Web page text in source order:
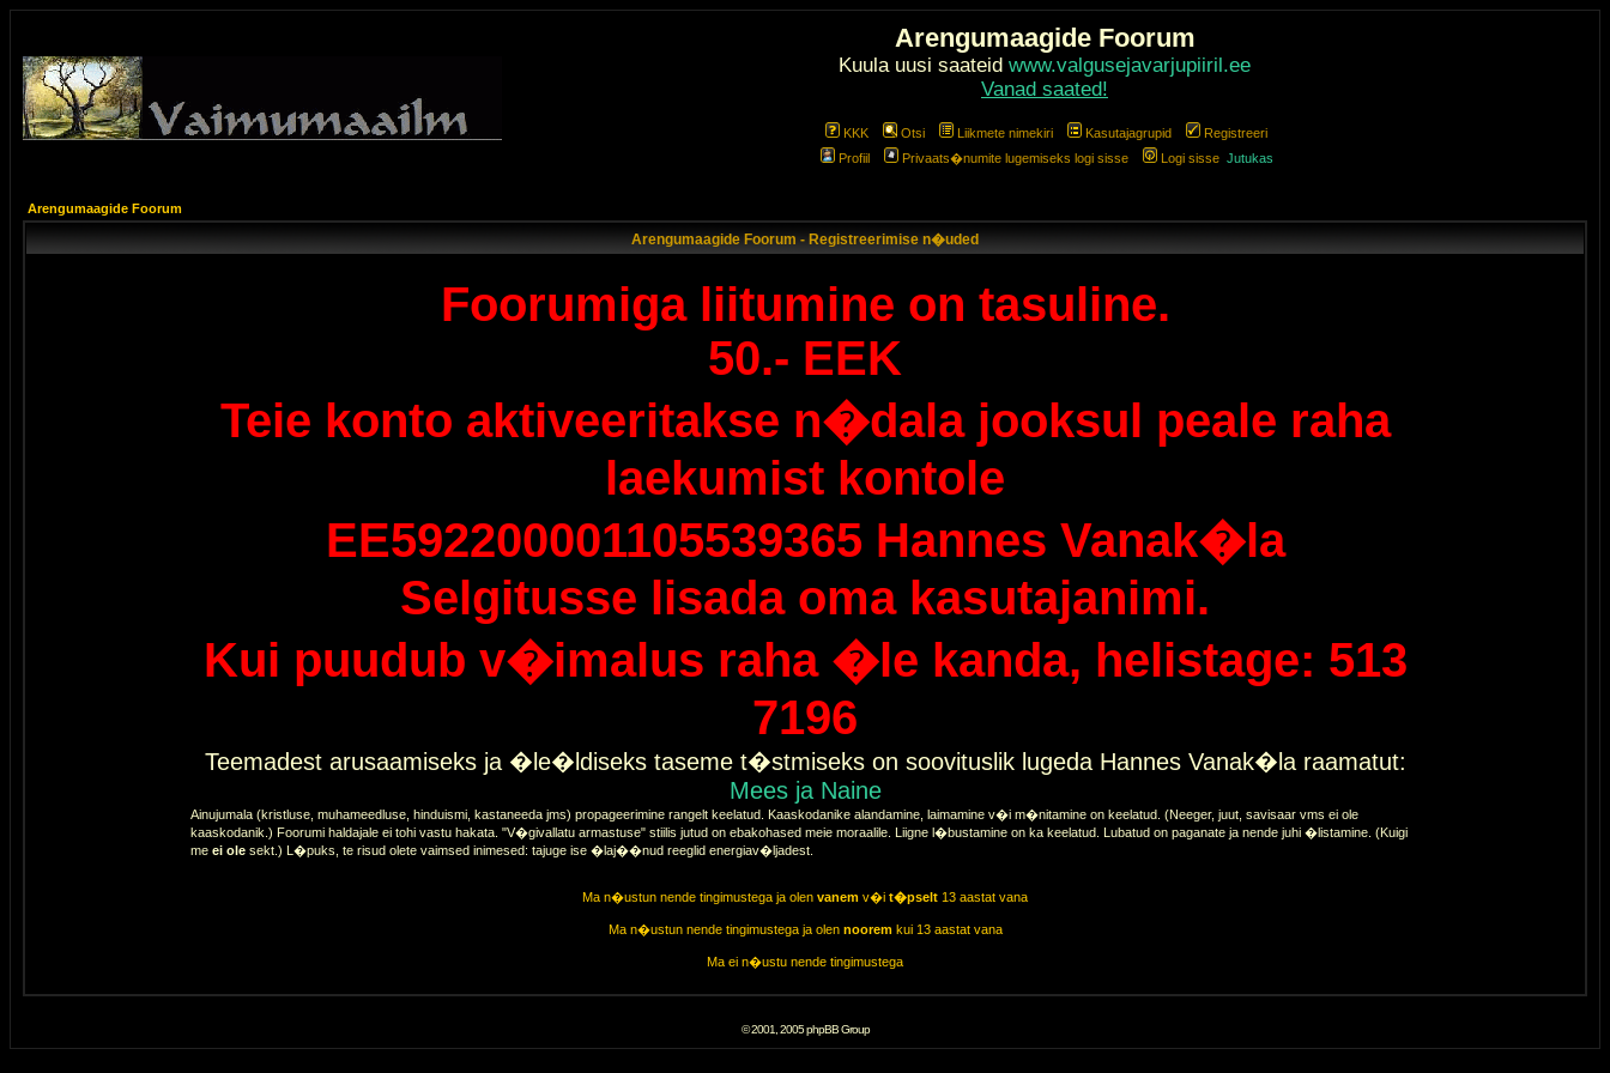
Arengumaagide Foorum
Kuula uusi saateid www.valgusejavarjupiiril.ee
Vanad saated!
KKK Otsi Liikmete nimekiri Kasutajagrupid
Registreeri
Profiil
Privaats�numite lugemiseks logi sisse Logi sisse Jutukas
Arengumaagide Foorum
Arengumaagide Foorum - Registreerimise n�uded
Foorumiga liitumine on tasuline.
50.- EEK
Teie konto aktiveeritakse n�dala jooksul peale raha
laekumist kontole
EE592200001105539365 Hannes Vanak�la
Selgitusse lisada oma kasutajanimi.
Kui puudub v�imalus raha �le kanda, helistage: 513
7196
Teemadest arusaamiseks ja �le�ldiseks taseme t�stmiseks on soovituslik lugeda Hannes Vanak�la raamatut:
Mees ja Naine
Ainujumala (kristluse, muhameedluse, hinduismi, kastaneeda jms) propageerimine rangelt keelatud. Kaaskodanike alandamine, laimamine v�i m�nitamine on keelatud. (Neeger, juut, savisaar vms ei ole
kaaskodanik.) Foorumi haldajale ei tohi vastu hakata. "V�givallatu armastuse" stiilis jutud on ebakohased meie moraalile. Liigne l�bustamine on ka keelatud. Lubatud on paganate ja nende juhi �listamine. (Kuigi
me ei olesekt.) L�puks, te risud olete vaimsed inimesed: tajuge ise �laj��nud reeglid energiav�ljadest.
Ma n�ustun nende tingimustega ja olen vanem v�i t�pselt 13 aastat vana
Ma n�ustun nende tingimustega ja olen nooremkui 13 aastat vana
Ma ei n�ustu nende tingimustega
© 2001, 2005 phpBB Group